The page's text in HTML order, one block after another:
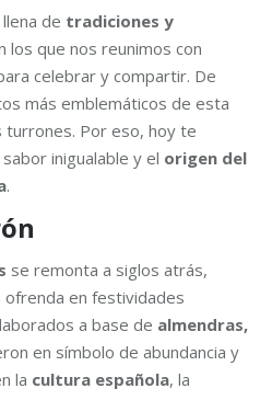
de tradiciones y
los que nos reunimos con
celebrar y compartir. De
más emblemáticos de esta
Por eso, hoy te
inigualable y el origen del
.
se remonta a siglos atrás,
ofrenda en festividades
a base de almendras,
en símbolo de abundancia y
la cultura española, la